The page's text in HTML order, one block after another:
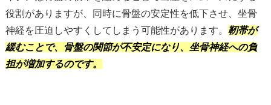
役割がありますが、同時に骨盤の安定性を低下させ、坐骨
神経を圧迫しやすくしてしまう可能性があります。 靭帯が
緩むことで、骨盤の関節が不安定になり、坐骨神経への負
担が増加するのです。